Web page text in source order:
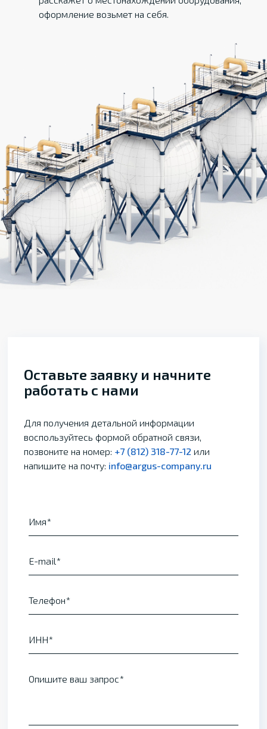
оформление возьмет на себя.
Оставьте заявку и начните
работать с нами
Для получения детальной информации
воспользуйтесь формой обратной связи,
позвоните на номер: +7 (812) 318-77-12 или
напишите на почту: info@argus-company.ru
Имя
E-mail
Телефон
ИНН
Опишите ваш запрос